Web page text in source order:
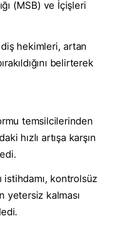
(MSB) ve İçişleri
diş hekimleri, artan
belirterek
temsilcilerinden
hızlı artışa karşın
istihdamı, kontrolsüz
yetersiz kalması